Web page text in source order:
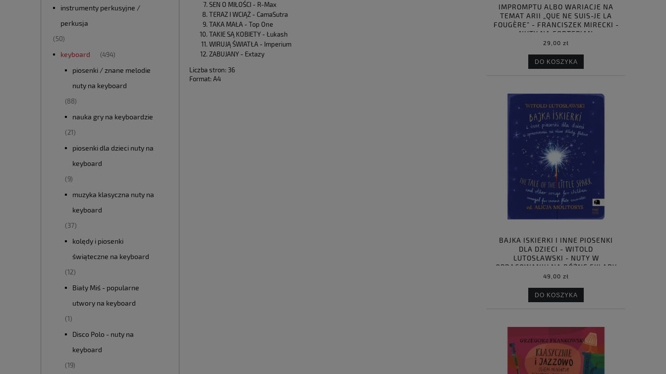
instrumenty perkusyjne /
perkusja
(50)
keyboard (494)
piosenki / znane melodie
nuty na keyboard
(88)
nauka gry na keyboardzie
(21)
piosenki dla dzieci nuty na
keyboard
(9)
muzyka klasyczna nuty na
keyboard
(37)
kolędy i piosenki
świąteczne na keyboard
(12)
Biały Miś - popularne
utwory na keyboard
(1)
Disco Polo - nuty na
keyboard
(19)
SEN O MIŁOŚCI - R-Max
TERAZ I WCIĄŻ - CamaSutra
TAKA MAŁA - Top One
TAKIE SĄ KOBIETY - Łukash
WIRUJĄ ŚWIATŁA - Imperium
ZABUJANY - Extazy
Liczba stron: 36
Format: A4
IMPROMPTU ALBO WARIACJE NA
TEMAT ARII „QUE NE SUIS-JE LA
FOUGÈRE” - FRANCISZEK MIRECKI -
NUTY NA FORTEPIAN
29,00 zł
DO KOSZYKA
BAJKA ISKIERKI I INNE PIOSENKI
DLA DZIECI - WITOLD
LUTOSŁAWSKI - NUTY W
OPRACOWANIU NA RÓŻNE SKŁADY
FLETOWE
49,00 zł
DO KOSZYKA